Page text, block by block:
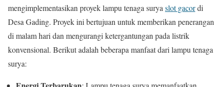
mengimplementasikan proyek lampu tenaga surya slot gacordi
Desa Gading. Proyek ini bertujuan untuk memberikan penerangan
di malam hari dan mengurangi ketergantungan pada listrik
konvensional. Berikut adalah beberapa manfaat dari lampu tenaga
surya: